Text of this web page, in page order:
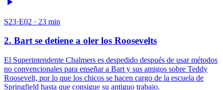
S23·E02 · 23 min
2. Bart se detiene a oler los Roosevelts
El Superintendente Chalmers es despedido después de usar métodos
no convencionales para enseñar a Bart y sus amigos sobre Teddy
Roosevelt, por lo que los chicos se hacen cargo de la escuela de
Springfield hasta que consigue su antiguo trabajo.